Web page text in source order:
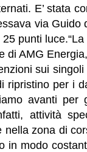
E’ stata
via Guido
punti
di AMG
sui
ripristino per i
avanti
attività
zona di
in modo